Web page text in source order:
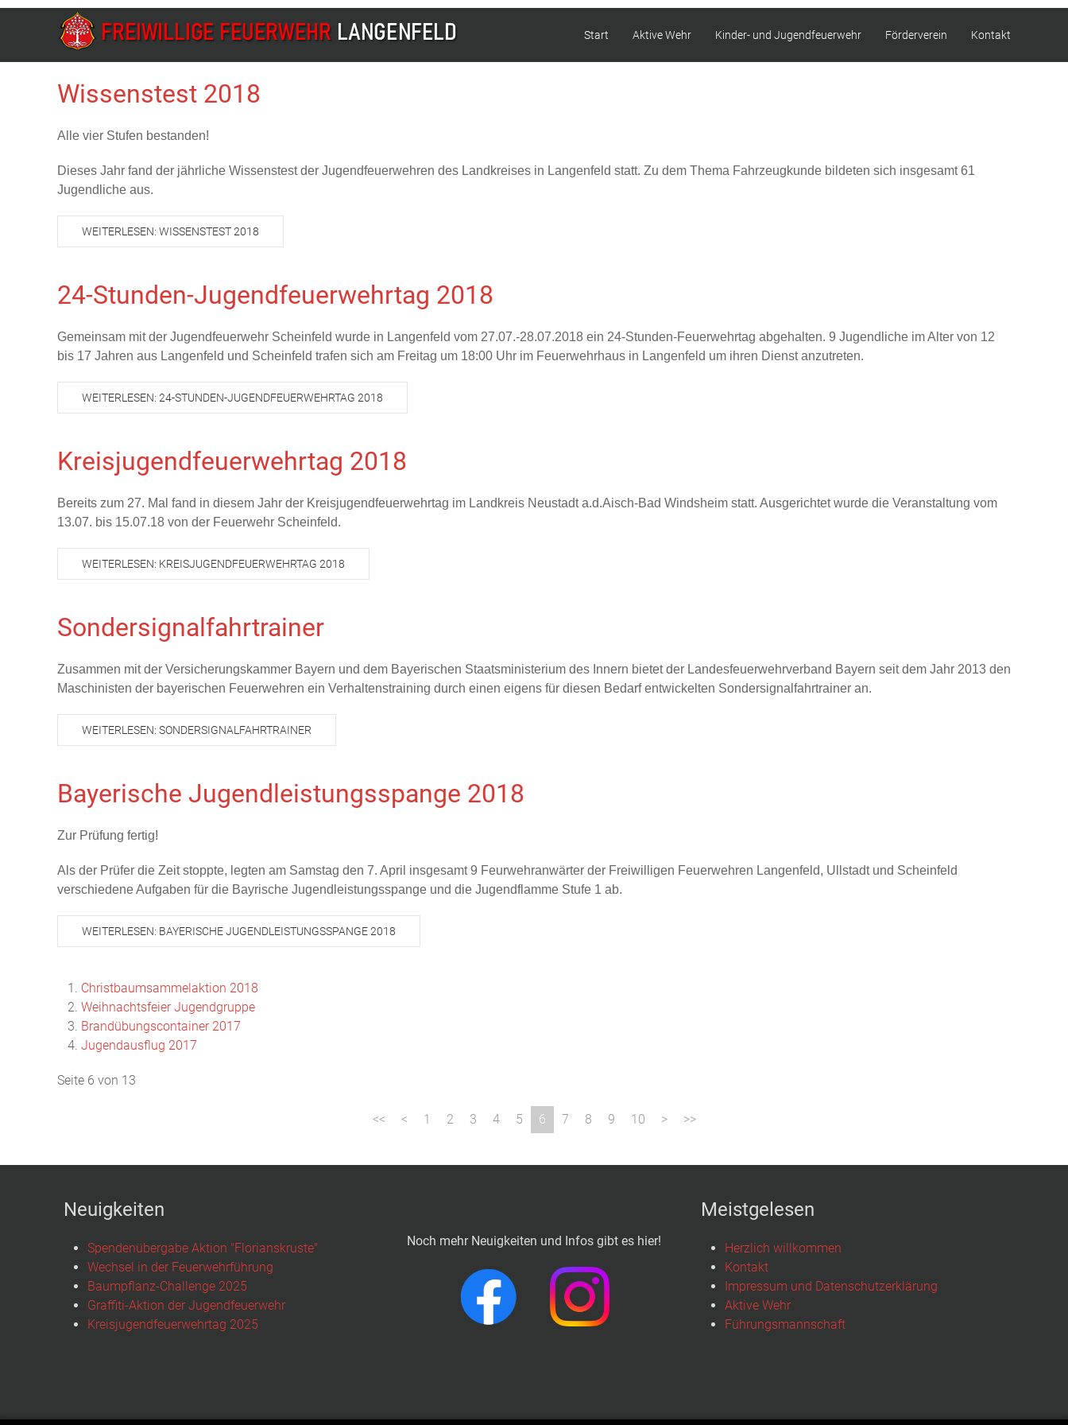
Start Aktive Wehr Kinder- und Jugendfeuerwehr Förderverein Kontakt
Wissenstest 2018
Alle vier Stufen bestanden!
Dieses Jahr fand der jährliche Wissenstest der Jugendfeuerwehren des Landkreises in Langenfeld statt. Zu dem Thema Fahrzeugkunde bildeten sich insgesamt 61
Jugendliche aus.
WEITERLESEN: WISSENSTEST 2018
24-Stunden-Jugendfeuerwehrtag 2018
Gemeinsam mit der Jugendfeuerwehr Scheinfeld wurde in Langenfeld vom 27.07.-28.07.2018 ein 24-Stunden-Feuerwehrtag abgehalten. 9 Jugendliche im Alter von 12
bis 17 Jahren aus Langenfeld und Scheinfeld trafen sich am Freitag um 18:00 Uhr im Feuerwehrhaus in Langenfeld um ihren Dienst anzutreten.
WEITERLESEN: 24-STUNDEN-JUGENDFEUERWEHRTAG 2018
Kreisjugendfeuerwehrtag 2018
Bereits zum 27. Mal fand in diesem Jahr der Kreisjugendfeuerwehrtag im Landkreis Neustadt a.d.Aisch-Bad Windsheim statt. Ausgerichtet wurde die Veranstaltung vom
13.07. bis 15.07.18 von der Feuerwehr Scheinfeld.
WEITERLESEN: KREISJUGENDFEUERWEHRTAG 2018
Sondersignalfahrtrainer
Zusammen mit der Versicherungskammer Bayern und dem Bayerischen Staatsministerium des Innern bietet der Landesfeuerwehrverband Bayern seit dem Jahr 2013 den
Maschinisten der bayerischen Feuerwehren ein Verhaltenstraining durch einen eigens für diesen Bedarf entwickelten Sondersignalfahrtrainer an.
WEITERLESEN: SONDERSIGNALFAHRTRAINER
Bayerische Jugendleistungsspange 2018
Zur Prüfung fertig!
Als der Prüfer die Zeit stoppte, legten am Samstag den 7. April insgesamt 9 Feurwehranwärter der Freiwilligen Feuerwehren Langenfeld, Ullstadt und Scheinfeld
verschiedene Aufgaben für die Bayrische Jugendleistungsspange und die Jugendflamme Stufe 1 ab.
WEITERLESEN: BAYERISCHE JUGENDLEISTUNGSSPANGE 2018
Christbaumsammelaktion 2018
Weihnachtsfeier Jugendgruppe
Brandübungscontainer 2017
Jugendausflug 2017
Seite 6 von 13
1 2 3 4 5 6 7 8 9 10
Neuigkeiten
Spendenübergabe Aktion "Florianskruste"
Wechsel in der Feuerwehrführung
Baumpflanz-Challenge 2025
Graffiti-Aktion der Jugendfeuerwehr
Kreisjugendfeuerwehrtag 2025
Noch mehr Neuigkeiten und Infos gibt es hier!
Meistgelesen
Herzlich willkommen
Kontakt
Impressum und Datenschutzerklärung
Aktive Wehr
Führungsmannschaft